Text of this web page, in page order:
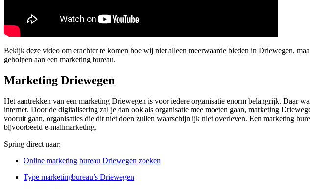
Bekijk deze video om erachter te komen hoe wij niet alleen meerwaarde bieden in Driewegen,
geholpen aan een marketing bureau.
Marketing Driewegen
Het aantrekken van een marketing Driewegen is voor iedere organisatie enorm belangrijk. Daar
internet. Door de digitalisering zal je dan ook als organisatie mee moeten gaan, marketing
vooruit gaan, organisaties die dit niet doen zullen waarschijnlijk niet overleven. Een marketing
bijvoorbeeld e-mailmarketing.
Spring direct naar:
Online marketing bureau Driewegen zoeken
Type marketingbureau’s Driewegen